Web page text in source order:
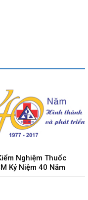
Nghiệm Thuốc
Kỷ Niệm 40 Năm